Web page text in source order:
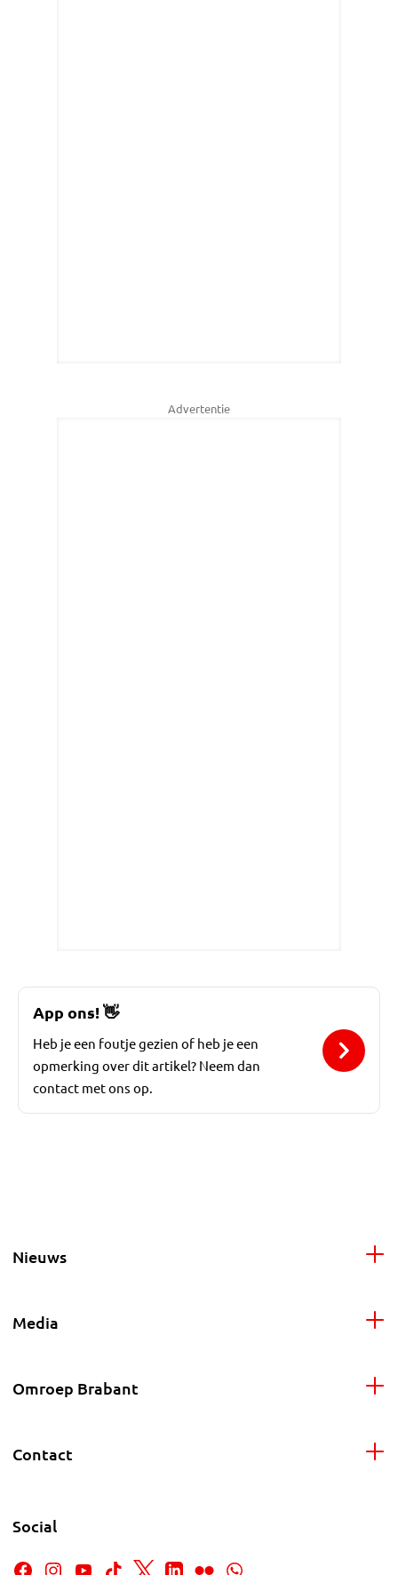
Advertentie
App ons!👋
Heb je een foutje gezien of heb je een
opmerking over dit artikel? Neem dan
contact met ons op.
Nieuws
Media
Omroep Brabant
Contact
Social